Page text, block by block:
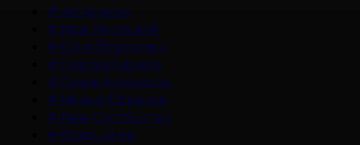
#Актер кино
# Иван Янковский
# Юлия Пересильд
# Сергей Бурунов
# Сарик Андреасян
# Михаил Ефремов
# Иван Охлобыстин
# Влад Ценев